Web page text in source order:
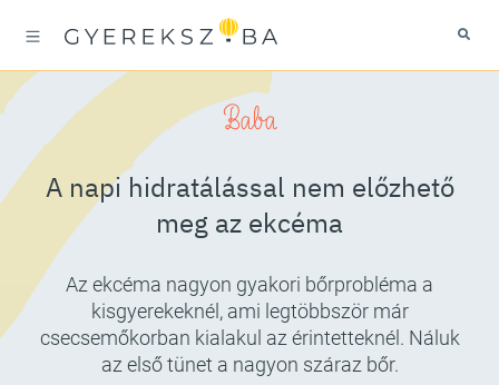
Baba
A napi hidratálással nem előzhető
meg az ekcéma
Az ekcéma nagyon gyakori bőrprobléma a
kisgyerekeknél, ami legtöbbször már
csecsemőkorban kialakul az érintetteknél. Náluk
az első tünet a nagyon száraz bőr.